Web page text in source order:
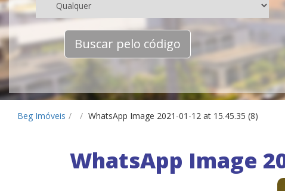
Buscar pelo código
Beg Imóveis / / WhatsApp Image 2021-01-12 at 15.45.35 (8)
WhatsApp Image